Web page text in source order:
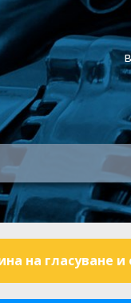
на гласуване и